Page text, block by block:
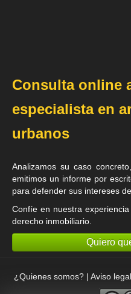
Consulta online
especialista en
urbanos
Analizamos su caso
emitimos un informe por
para defender sus intereses
Confíe en nuestra
derecho inmobiliario
Quiero
¿Quienes somos?| Aviso legal